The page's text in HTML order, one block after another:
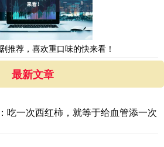
推荐，喜欢重口味的快来看！
最新文章
吃一次西红柿，就等于给血管添一次